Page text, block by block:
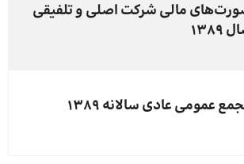
مالی شرکت اصلی و تلفیقی
۱۳۸۹
عمومی عادی سالانه ۱۳۸۹